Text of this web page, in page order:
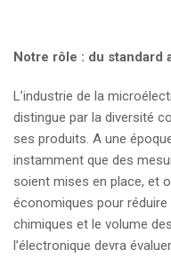
Notre rôle : du standard
L’industrie de la
distingue par la diversité
ses produits. A une
instamment que des
soient mises en place, et
économiques pour
chimiques et le volume
l’électronique devra